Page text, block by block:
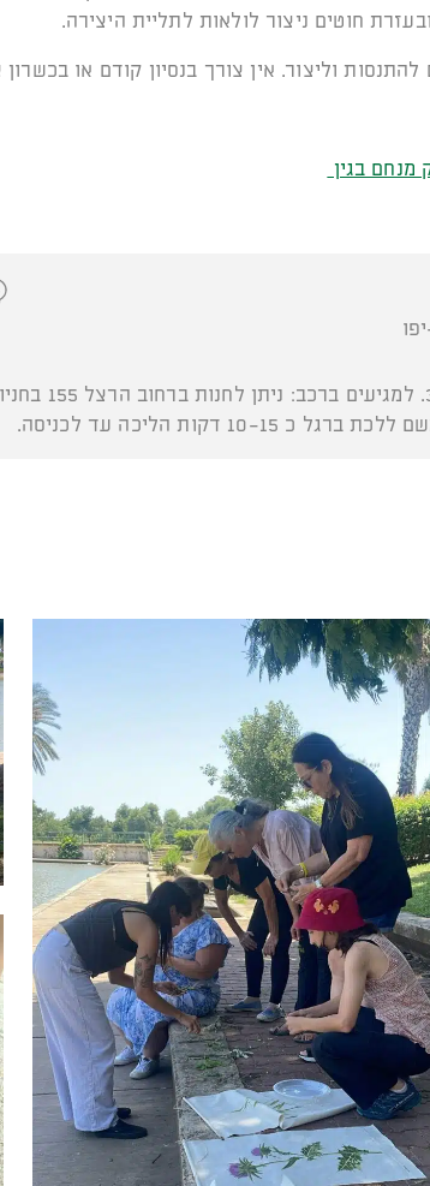
חוטים ניצור לולאות לתליית היצירה.
להתנסות וליצור. אין צורך בנסיון קודם או בכשרון
מנחם בגין
כניסה מרחוב לבון 3. למגיעים
15 דקות הליכה עד לכניסה.